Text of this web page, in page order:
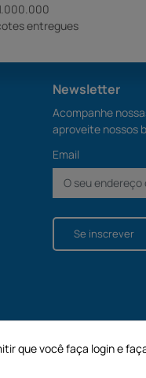
entregues
Newsletter
Acompanhe
aproveite nossos
Email
Se inscrever
que você faça login e